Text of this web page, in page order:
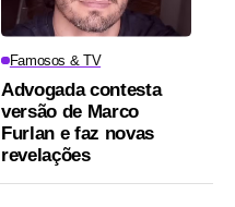
Famosos & TV
Advogada contesta
versão de Marco
Furlan e faz novas
revelações